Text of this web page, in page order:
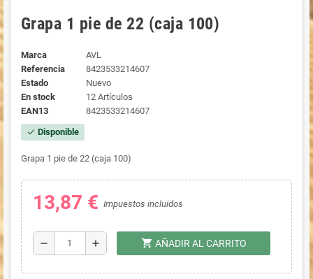
Grapa 1 pie de 22 (caja 100)
Marca
AVL
Referencia
8423533214607
Estado
Nuevo
En stock
12 Artículos
EAN13
8423533214607
check Disponible
Grapa 1 pie de 22 (caja 100)
13,87 € Impuestos incluidos
remove add shopping_cart AÑADIR AL CARRITO